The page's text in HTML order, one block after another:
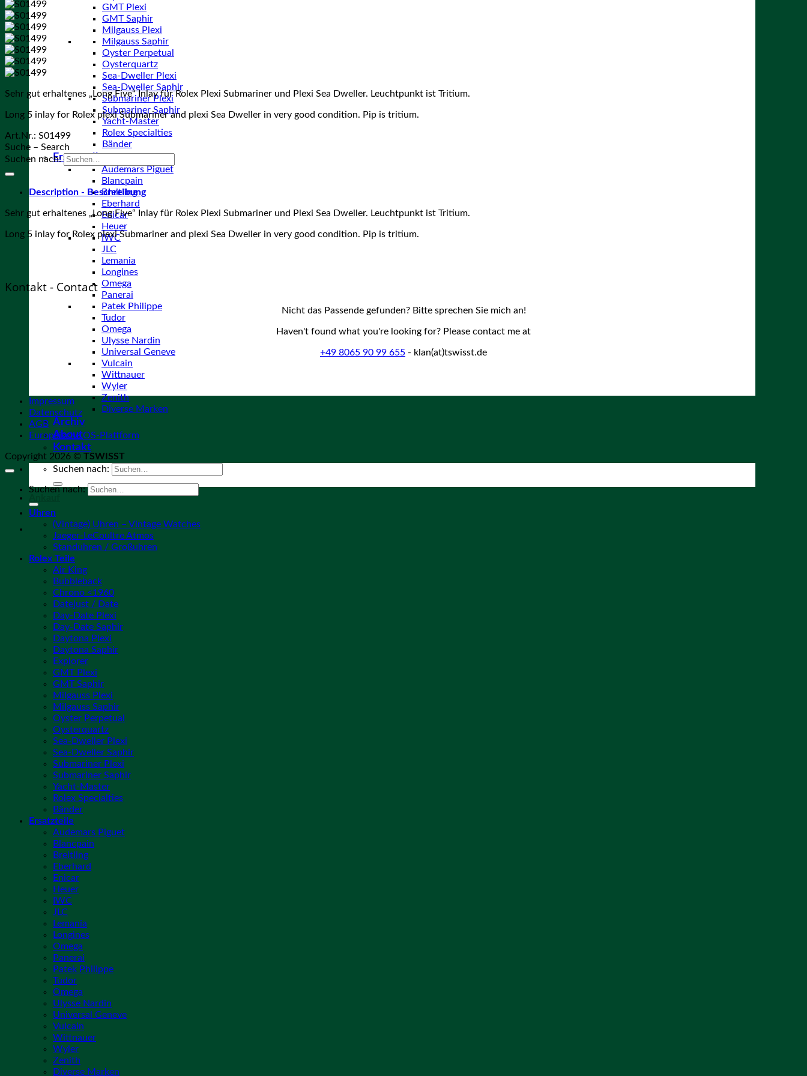
GMT Plexi
GMT Saphir
Milgauss Plexi
Milgauss Saphir
Oyster Perpetual
Oysterquartz
Sea-Dweller Plexi
Sea-Dweller Saphir
Submariner Plexi
Submariner Saphir
Yacht-Master
Rolex Specialties
Bänder
Ersatzteile
Audemars Piguet
Blancpain
Breitling
Eberhard
Enicar
Heuer
IWC
JLC
Lemania
Longines
Omega
Panerai
Patek Philippe
Tudor
Omega
Ulysse Nardin
Universal Geneve
Vulcain
Wittnauer
Wyler
Zenith
Diverse Marken
Archiv
About
Kontakt
Suchen nach:
Sehr gut erhaltenes „Long Five“ Inlay für Rolex Plexi Submariner und Plexi Sea Dweller. Leuchtpunkt ist Tritium.
Long 5 inlay for Rolex plexi Submariner and plexi Sea Dweller in very good condition. Pip is tritium.
Art.Nr.: S01499
Suche – Search
Suchen nach:
Description - Beschreibung
Sehr gut erhaltenes „Long Five“ Inlay für Rolex Plexi Submariner und Plexi Sea Dweller. Leuchtpunkt ist Tritium.
Long 5 inlay for Rolex plexi Submariner and plexi Sea Dweller in very good condition. Pip is tritium.
Kontakt - Contact
Nicht das Passende gefunden? Bitte sprechen Sie mich an!
Haven't found what you're looking for? Please contact me at
+49 8065 90 99 655 - klan(at)tswisst.de
Impressum
Datenschutz
AGB
Europäische OS-Plattform
Copyright 2026 © TSWISST
Suchen nach:
Uhren
(Vintage) Uhren – Vintage Watches
Jaeger-LeCoultre Atmos
Standuhren / Großuhren
Rolex Teile
Air King
Bubbleback
Chrono <1960
Datejust / Date
Day-Date Plexi
Day-Date Saphir
Daytona Plexi
Daytona Saphir
Explorer
GMT Plexi
GMT Saphir
Milgauss Plexi
Milgauss Saphir
Oyster Perpetual
Oysterquartz
Sea-Dweller Plexi
Sea-Dweller Saphir
Submariner Plexi
Submariner Saphir
Yacht-Master
Rolex Specialties
Bänder
Ersatzteile
Audemars Piguet
Blancpain
Breitling
Eberhard
Enicar
Heuer
IWC
JLC
Lemania
Longines
Omega
Panerai
Patek Philippe
Tudor
Omega
Ulysse Nardin
Universal Geneve
Vulcain
Wittnauer
Wyler
Zenith
Diverse Marken